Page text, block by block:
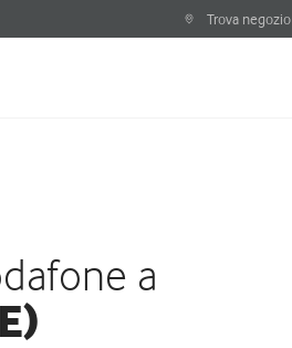
Trova negozio
a